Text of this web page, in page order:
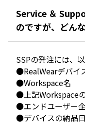
Service ＆
のですが、どん
SSPの発注には、
●RealWearデバイ
●Workspace名
●上記Workspace
●エンドユーザー
●デバイスの納